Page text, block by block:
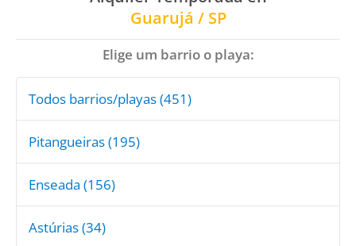
Guarujá / SP
Elige um barrio o playa:
Todos barrios/playas (451)
Pitangueiras (195)
Enseada (156)
Astúrias (34)